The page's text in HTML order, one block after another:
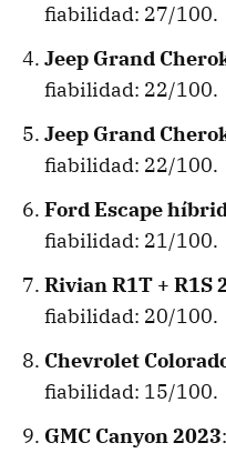
fiabilidad: 27/100.
Jeep Grand
fiabilidad: 22/100.
Jeep Grand
fiabilidad: 22/100.
Ford Escape
fiabilidad: 21/100.
Rivian R1T + R1S
fiabilidad: 20/100.
Chevrolet
fiabilidad: 15/100.
GMC Canyon 2023